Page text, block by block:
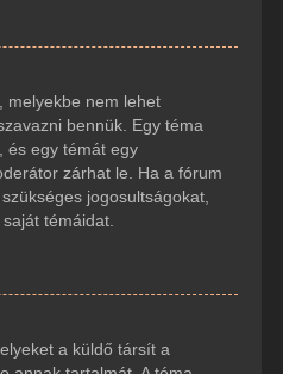
melyekbe nem lehet
bennük. Egy téma
és egy témát egy
zárhat le. Ha a fórum
jogosultságokat,
témáidat.
a küldő társít a